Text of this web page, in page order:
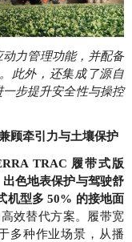
动力管理功能，并配备
此外，还集成了源自
一步提升安全性与操控
顾牵引力与土壤保护
TRAC 履带式版
色地表保护与驾驶舒
机型多 50% 的接地面
效替代方案。履带宽
多种作业场景，从播